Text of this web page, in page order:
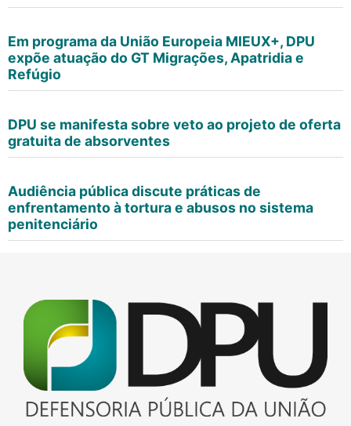
Em programa da União Europeia MIEUX+, DPU
expõe atuação do GT Migrações, Apatridia e
Refúgio
DPU se manifesta sobre veto ao projeto de oferta
gratuita de absorventes
Audiência pública discute práticas de
enfrentamento à tortura e abusos no sistema
penitenciário